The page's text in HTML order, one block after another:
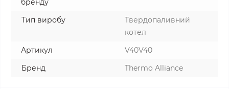
бренду
Тип виробу
Твердопаливний
котел
Артикул
V40V40
Бренд
Thermo Alliance